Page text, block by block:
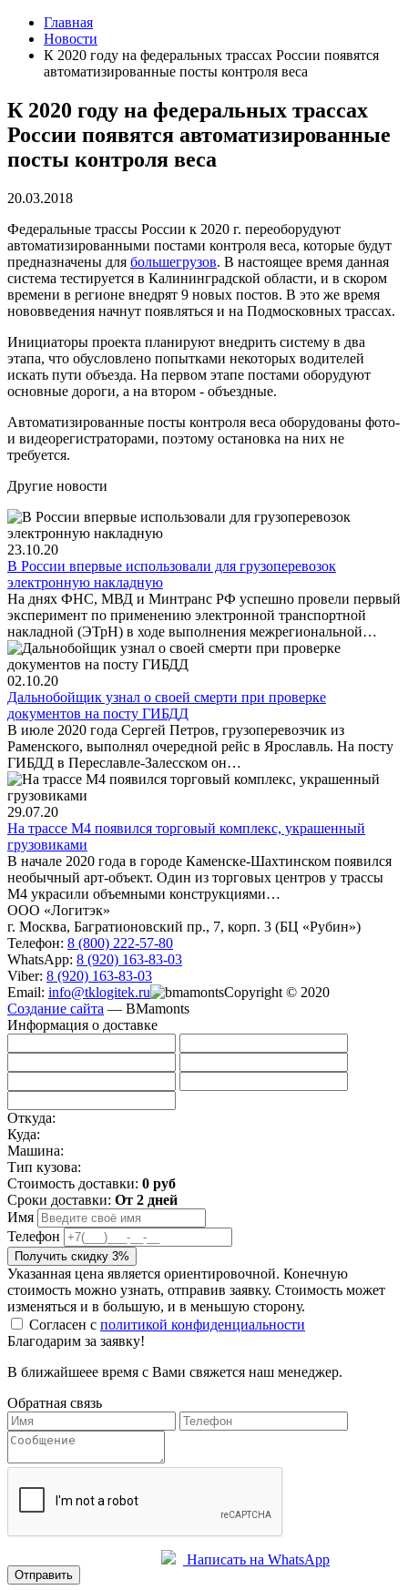
Главная
Новости
К 2020 году на федеральных трассах России появятся
автоматизированные посты контроля веса
К 2020 году на федеральных трассах
России появятся автоматизированные
посты контроля веса
20.03.2018
Федеральные трассы России к 2020 г. переоборудуют
автоматизированными постами контроля веса, которые будут
предназначены для большегрузов. В настоящее время данная
система тестируется в Калининградской области, и в скором
времени в регионе внедрят 9 новых постов. В это же время
нововведения начнут появляться и на Подмосковных трассах.
Инициаторы проекта планируют внедрить систему в два
этапа, что обусловлено попытками некоторых водителей
искать пути объезда. На первом этапе постами оборудуют
основные дороги, а на втором - объездные.
Автоматизированные посты контроля веса оборудованы фото-
и видеорегистраторами, поэтому остановка на них не
требуется.
Другие новости
23.10.20
В России впервые использовали для грузоперевозок
электронную накладную
На днях ФНС, МВД и Минтранс РФ успешно провели первый
эксперимент по применению электронной транспортной
накладной (ЭТрН) в ходе выполнения межрегиональной…
02.10.20
Дальнобойщик узнал о своей смерти при проверке
документов на посту ГИБДД
В июле 2020 года Сергей Петров, грузоперевозчик из
Раменского, выполнял очередной рейс в Ярославль. На посту
ГИБДД в Переславле-Залесском он…
29.07.20
На трассе М4 появился торговый комплекс, украшенный
грузовиками
В начале 2020 года в городе Каменске-Шахтинском появился
необычный арт-объект. Один из торговых центров у трассы
М4 украсили объемными конструкциями…
ООО «Логитэк»
г. Москва, Багратионовский пр., 7, корп. 3 (БЦ «Рубин»)
Телефон: 8 (800) 222-57-80
WhatsApp: 8 (920) 163-83-03
Viber: 8 (920) 163-83-03
Email: info@tklogitek.ru
Copyright © 2020
Создание сайта — BMamonts
Написать на WhatsApp
Информация о доставке
Откуда:
Куда:
Машина:
Тип кузова:
Стоимость доставки: 0 руб
Сроки доставки: От 2 дней
Имя
Телефон
Получить скидку 3%
Указанная цена является ориентировочной. Конечную
стоимость можно узнать, отправив заявку. Стоимость может
изменяться и в большую, и в меньшую сторону.
Согласен с политикой конфиденциальности
Благодарим за заявку!
В ближайшеее время с Вами свяжется наш менеджер.
Обратная связь
Отправить